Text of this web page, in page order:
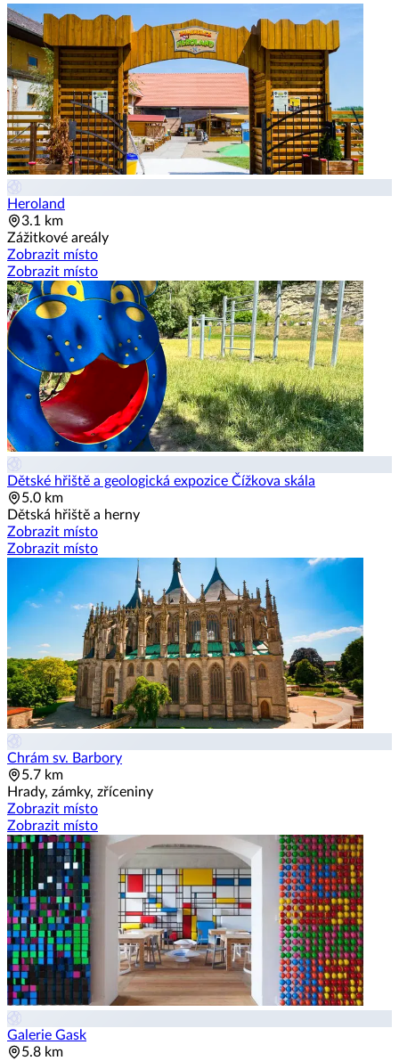
Heroland
3.1 km
Zážitkové areály
Zobrazit místo
Zobrazit místo
Dětské hřiště a geologická expozice Čížkova skála
5.0 km
Dětská hřiště a herny
Zobrazit místo
Zobrazit místo
Chrám sv. Barbory
5.7 km
Hrady, zámky, zříceniny
Zobrazit místo
Zobrazit místo
Galerie Gask
5.8 km